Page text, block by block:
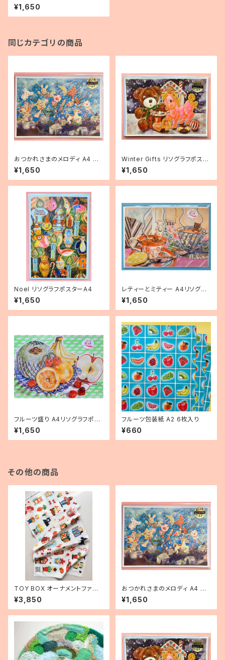
¥1,650
同じカテゴリの商品
おつかれさまのメロディ A4 リ
ソグラフポスター
¥1,650
Winter Gifts リソグラフポスタ
ーA4
¥1,650
Noel リソグラフポスターA4
¥1,650
レティーとミティー A4リソグラ
フポスター
¥1,650
フルーツ盛り A4リソグラフポス
ター
¥1,650
フルーツ包装紙 A2 6枚入り
¥660
その他の商品
TOY BOX オーナメントファブ
リック
¥3,850
おつかれさまのメロディ A4 リ
ソグラフポスター
¥1,650